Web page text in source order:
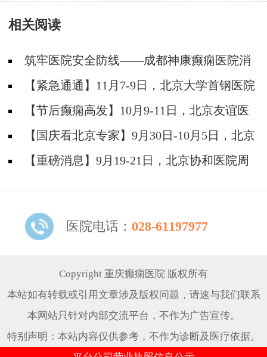
相关阅读
筑牢医院安全防线——成都神康癫痫医院消
防安全培训纪实
【紧急通通】11月7-9日，北京大学首钢医院
神经内科胡颖教授亲临成都会诊，破解癫痫疑难
【节后癫痫高发】10月9-11日，北京友谊医
院陈葵博士免费会诊+治疗援助，破解癫痫难
题！
【国庆看北京专家】9月30日-10月5日，北京
天坛&首钢医院两大专家蓉城亲诊+癫痫大额救
【重磅消息】9月19-21日，北京协和医院周
线！
医院电话： 028-61197977
Copyright 重庆癫痫医院 版权所有
本站如有转载或引用文章涉及版权问题，请速与我们联系
本网站只针对内部交流平台，不作为广告宣传。
特别声明：本站内容仅供参考，不作为诊断及医疗依据。